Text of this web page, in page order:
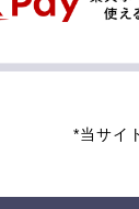
*当サイ